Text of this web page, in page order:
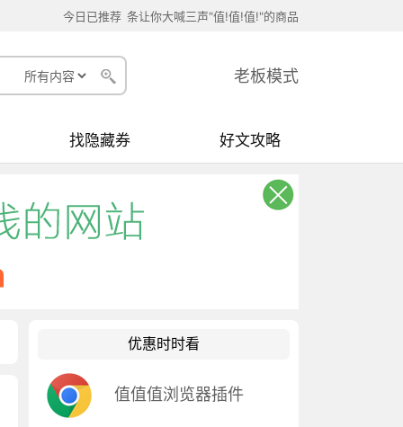
今日已推荐 条让你大喊三声"值!值!值!"的商品
老板模式
找隐藏券 好文攻略
优惠时时看
值值值浏览器插件